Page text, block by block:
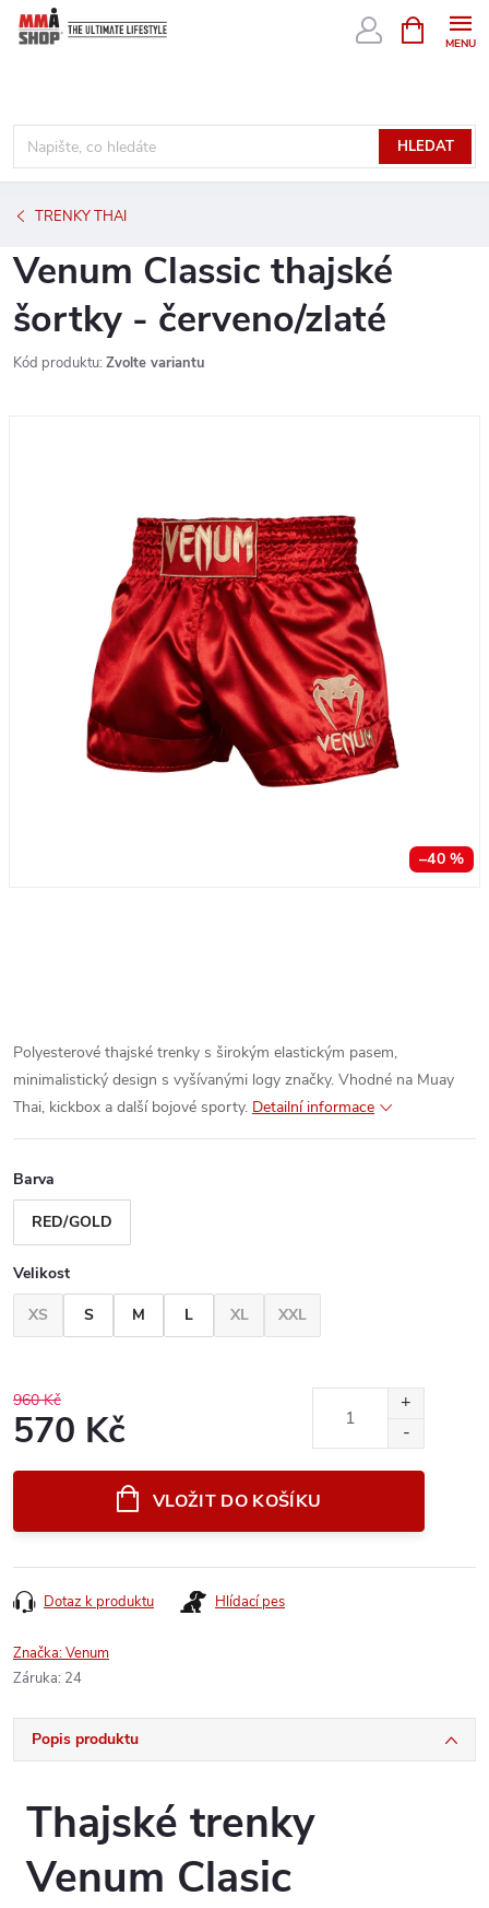
Přejít
HLEDAT
NÁKUPNÍ
KOŠÍK
TRENKY THAI
Venum Classic thajské
šortky - červeno/zlaté
Kód produktu: Zvolte variantu
–40 %
Polyesterové thajské trenky s širokým elastickým pasem,
minimalistický design s vyšívanými logy značky. Vhodné na Muay
Thai, kickbox a další bojové sporty. Detailní informace
Barva
RED/GOLD
Velikost
XS
S M L XL XXL
960 Kč
570 Kč
VLOŽIT DO KOŠÍKU
Dotaz k produktu Hlídací pes
Značka:Venum
Záruka: 24
Popis produktu
Thajské trenky
Venum Clasic